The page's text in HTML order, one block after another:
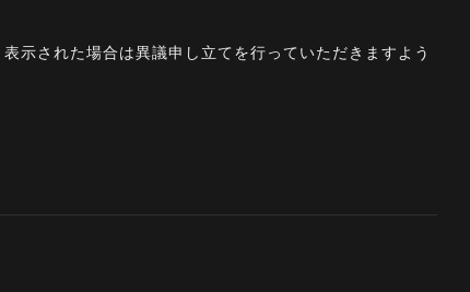
示された場合は異議申し立てを行っていただきますよう